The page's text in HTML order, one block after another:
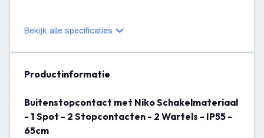
Bekijk alle specificaties
productinformatie
Buitenstopcontact met Niko Schakelmateriaal
- 1 Spot - 2 Stopcontacten - 2 Wartels - IP55 -
65cm